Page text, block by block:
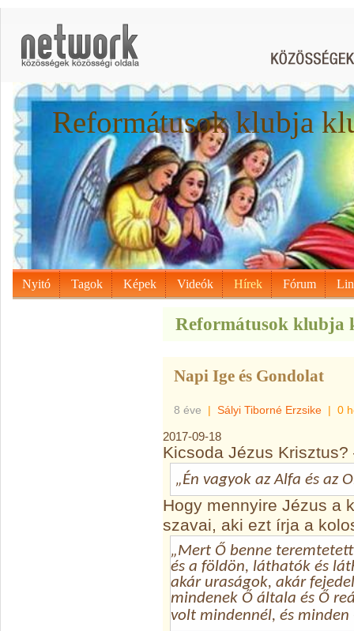
Reformátusok klubja
Nyitó Tagok Képek Videók Hírek Fórum
Reformátusok klubja
Napi Ige és Gondolat
8 éve | Sályi Tiborné Erzsike | 0
2017-09-18
Kicsoda Jézus Krisztus?
„Én vagyok az Alfa és az
Hogy mennyire Jézus a
szavai, aki ezt írja a
„Mert Ő benne
és a földön, láthatók és
akár uraságok, akár
mindenek Ő általa és Ő
volt mindennél, és